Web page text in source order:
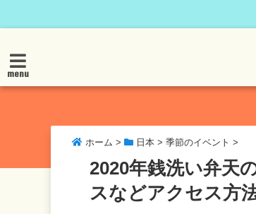
menu
ホーム > 日本 > 季節のイベント >
2020年銭洗い弁天
スなどアクセス方